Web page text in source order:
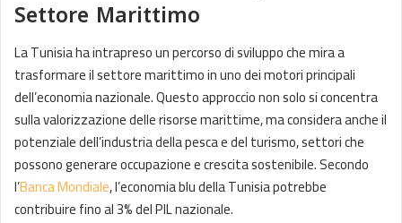
Settore Marittimo
La Tunisia ha intrapreso un percorso di sviluppo che mira a
trasformare il settore marittimo in uno dei motori principali
dell’economia nazionale. Questo approccio non solo si concentra
sulla valorizzazione delle risorse marittime, ma considera anche il
potenziale dell’industria della pesca e del turismo, settori che
possono generare occupazione e crescita sostenibile. Secondo
l’Banca Mondiale, l’economia blu della Tunisia potrebbe
contribuire fino al 3% del PIL nazionale.